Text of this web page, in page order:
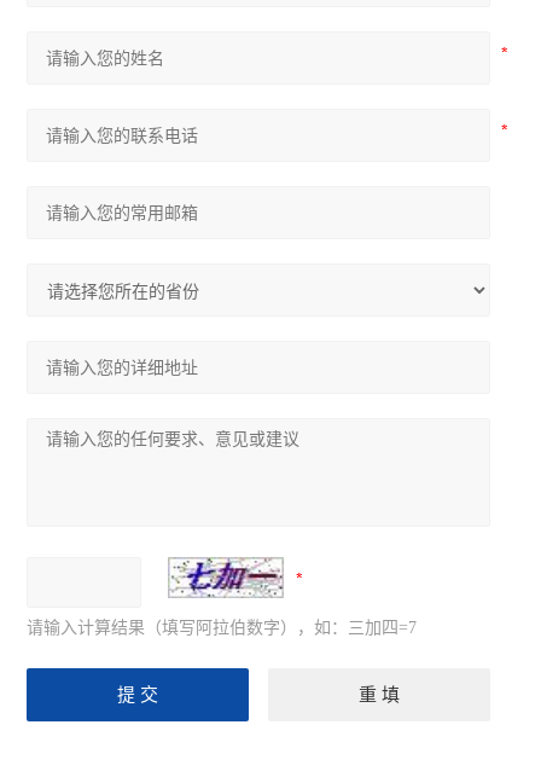
请输入计算结果（填写阿拉伯数字），如：三加四=7